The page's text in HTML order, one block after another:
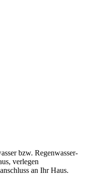
bzw. Regenwasser-
verlegen
an Ihr Haus.